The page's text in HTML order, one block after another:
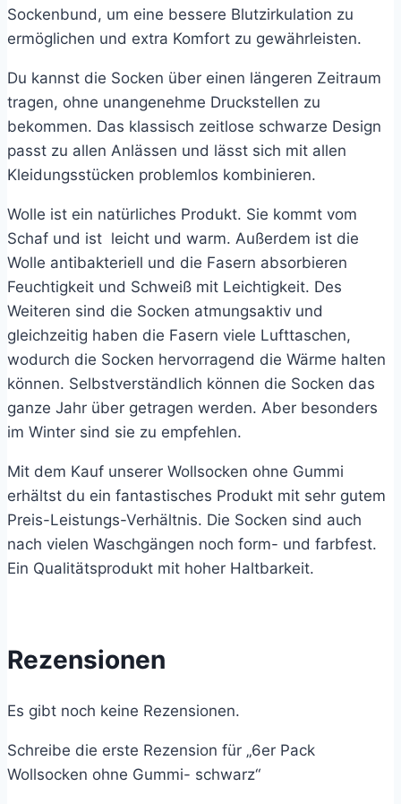
Sockenbund, um eine bessere Blutzirkulation zu
ermöglichen und extra Komfort zu gewährleisten.
Du kannst die Socken über einen längeren Zeitraum
tragen, ohne unangenehme Druckstellen zu
bekommen. Das klassisch zeitlose schwarze Design
passt zu allen Anlässen und lässt sich mit allen
Kleidungsstücken problemlos kombinieren.
Wolle ist ein natürliches Produkt. Sie kommt vom
Schaf und ist leicht und warm. Außerdem ist die
Wolle antibakteriell und die Fasern absorbieren
Feuchtigkeit und Schweiß mit Leichtigkeit. Des
Weiteren sind die Socken atmungsaktiv und
gleichzeitig haben die Fasern viele Lufttaschen,
wodurch die Socken hervorragend die Wärme halten
können. Selbstverständlich können die Socken das
ganze Jahr über getragen werden. Aber besonders
im Winter sind sie zu empfehlen.
Mit dem Kauf unserer Wollsocken ohne Gummi
erhältst du ein fantastisches Produkt mit sehr gutem
Preis-Leistungs-Verhältnis. Die Socken sind auch
nach vielen Waschgängen noch form- und farbfest.
Ein Qualitätsprodukt mit hoher Haltbarkeit.
Rezensionen
Es gibt noch keine Rezensionen.
Schreibe die erste Rezension für „6er Pack
Wollsocken ohne Gummi- schwarz“